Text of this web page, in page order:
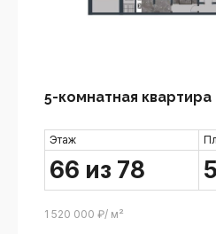
5-комнатная квартира
Этаж
66 из 78
1 520 000 ₽/ м²